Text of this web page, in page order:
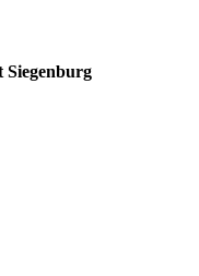
Siegenburg